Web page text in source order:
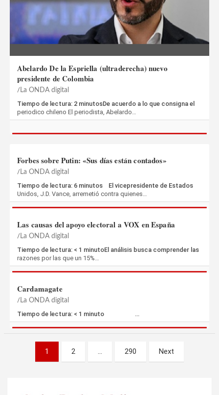
Abelardo De la Espriella (ultraderecha) nuevo
presidente de Colombia
La ONDA digital
Tiempo de lectura: 2 minutosDe acuerdo a lo que consigna el
periodico chileno El periodista, Abelardo…
Forbes sobre Putin: «Sus días están contados»
La ONDA digital
Tiempo de lectura: 6 minutos El vicepresidente de Estados
Unidos, J.D. Vance, arremetió contra quienes…
Las causas del apoyo electoral a VOX en España
La ONDA digital
Tiempo de lectura: < 1 minutoEl análisis busca comprender las
razones por las que un 15%…
Cardamagate
La ONDA digital
Tiempo de lectura: < 1 minuto …
Paginación
1 2 … 290 Next